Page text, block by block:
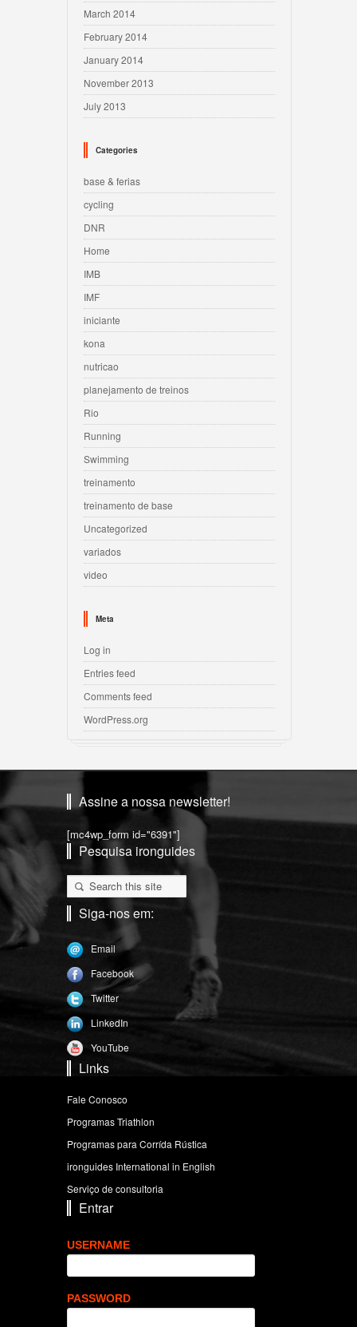
March 2014
February 2014
January 2014
November 2013
July 2013
Categories
base & ferias
cycling
DNR
Home
IMB
IMF
iniciante
kona
nutricao
planejamento de treinos
Rio
Running
Swimming
treinamento
treinamento de base
Uncategorized
variados
video
Meta
Log in
Entries feed
Comments feed
WordPress.org
Assine a nossa newsletter!
[mc4wp_form id="6391"]
Pesquisa ironguides
Siga-nos em:
Email
Facebook
Twitter
LinkedIn
YouTube
Links
Fale Conosco
Programas Triathlon
Programas para Corrída Rústica
ironguides International in English
Serviço de consultoria
Entrar
USERNAME
PASSWORD